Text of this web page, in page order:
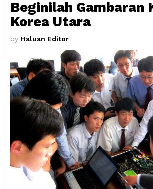
Beginilah Gambaran
Korea Utara
by Haluan Editor